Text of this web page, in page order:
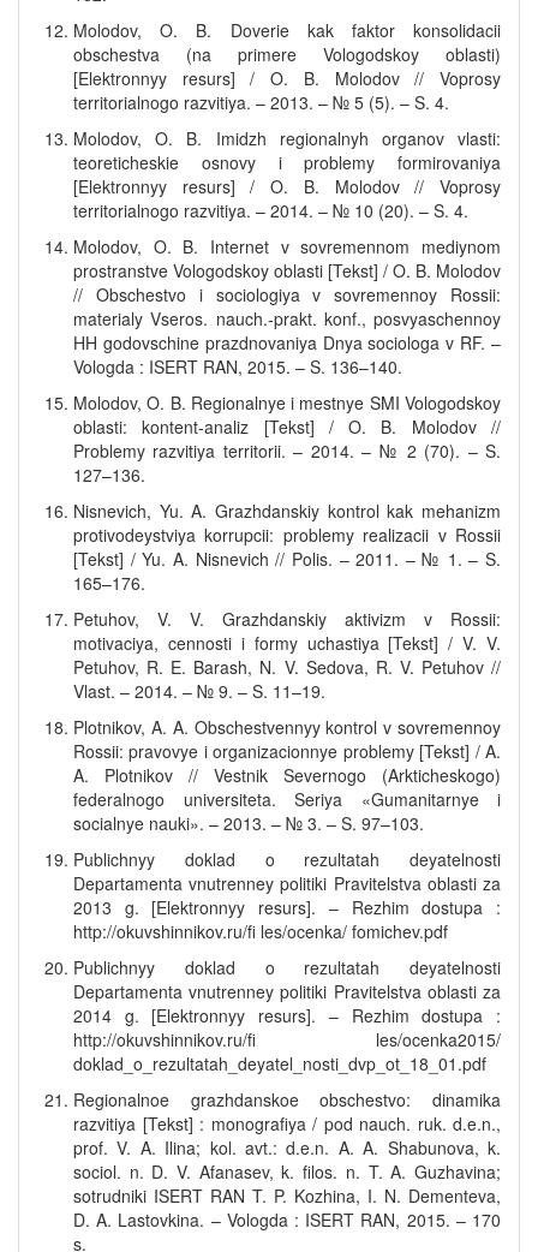
Molodov, O. B. Doverie kak faktor konsolidacii
obschestva (na primere Vologodskoy oblasti)
[Elektronnyy resurs] / O. B. Molodov // Voprosy
territorialnogo razvitiya. – 2013. – № 5 (5). – S. 4.
Molodov, O. B. Imidzh regionalnyh organov vlasti:
teoreticheskie osnovy i problemy formirovaniya
[Elektronnyy resurs] / O. B. Molodov // Voprosy
territorialnogo razvitiya. – 2014. – № 10 (20). – S. 4.
Molodov, O. B. Internet v sovremennom mediynom
prostranstve Vologodskoy oblasti [Tekst] / O. B. Molodov
// Obschestvo i sociologiya v sovremennoy Rossii:
materialy Vseros. nauch.-prakt. konf., posvyaschennoy
HH godovschine prazdnovaniya Dnya sociologa v RF. –
Vologda : ISERT RAN, 2015. – S. 136–140.
Molodov, O. B. Regionalnye i mestnye SMI Vologodskoy
oblasti: kontent-analiz [Tekst] / O. B. Molodov //
Problemy razvitiya territorii. – 2014. – № 2 (70). – S.
127–136.
Nisnevich, Yu. A. Grazhdanskiy kontrol kak mehanizm
protivodeystviya korrupcii: problemy realizacii v Rossii
[Tekst] / Yu. A. Nisnevich // Polis. – 2011. – № 1. – S.
165–176.
Petuhov, V. V. Grazhdanskiy aktivizm v Rossii:
motivaciya, cennosti i formy uchastiya [Tekst] / V. V.
Petuhov, R. E. Barash, N. V. Sedova, R. V. Petuhov //
Vlast. – 2014. – № 9. – S. 11–19.
Plotnikov, A. A. Obschestvennyy kontrol v sovremennoy
Rossii: pravovye i organizacionnye problemy [Tekst] / A.
A. Plotnikov // Vestnik Severnogo (Arkticheskogo)
federalnogo universiteta. Seriya «Gumanitarnye i
socialnye nauki». – 2013. – № 3. – S. 97–103.
Publichnyy doklad o rezultatah deyatelnosti
Departamenta vnutrenney politiki Pravitelstva oblasti za
2013 g. [Elektronnyy resurs]. – Rezhim dostupa :
http://okuvshinnikov.ru/fi les/ocenka/ fomichev.pdf
Publichnyy doklad o rezultatah deyatelnosti
Departamenta vnutrenney politiki Pravitelstva oblasti za
2014 g. [Elektronnyy resurs]. – Rezhim dostupa :
http://okuvshinnikov.ru/fi les/ocenka2015/
doklad_o_rezultatah_deyatel_nosti_dvp_ot_18_01.pdf
Regionalnoe grazhdanskoe obschestvo: dinamika
razvitiya [Tekst] : monografiya / pod nauch. ruk. d.e.n.,
prof. V. A. Ilina; kol. avt.: d.e.n. A. A. Shabunova, k.
sociol. n. D. V. Afanasev, k. filos. n. T. A. Guzhavina;
sotrudniki ISERT RAN T. P. Kozhina, I. N. Dementeva,
D. A. Lastovkina. – Vologda : ISERT RAN, 2015. – 170
s.